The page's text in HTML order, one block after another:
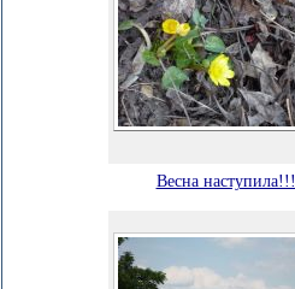
Весна наступила!!!